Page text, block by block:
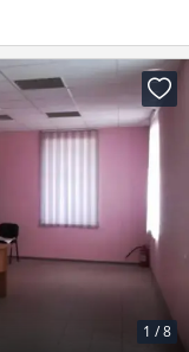
1 /8